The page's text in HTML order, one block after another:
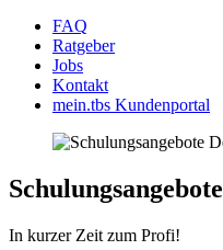
FAQ
Ratgeber
Jobs
Kontakt
mein.tbs Kundenportal
Schulungsangebote
In kurzer Zeit zum Profi!